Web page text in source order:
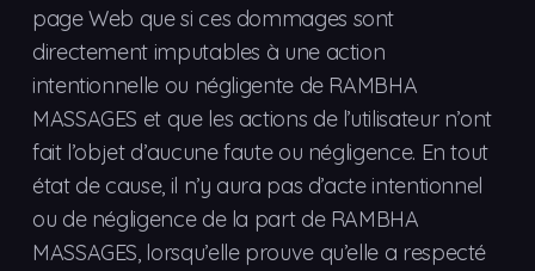
page Web que si ces dommages sont
directement imputables à une action
intentionnelle ou négligente de RAMBHA
MASSAGES et que les actions de l’utilisateur n’ont
fait l’objet d’aucune faute ou négligence. En tout
état de cause, il n’y aura pas d’acte intentionnel
ou de négligence de la part de RAMBHA
MASSAGES, lorsqu’elle prouve qu’elle a respecté